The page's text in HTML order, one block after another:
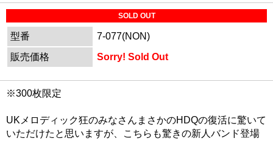
SOLD OUT
型番
7-077(NON)
販売価格
Sorry! Sold Out
※300枚限定
UKメロディック狂のみなさんまさかのHDQの復活に驚いて
いただけたと思いますが、こちらも驚きの新人バンド登場